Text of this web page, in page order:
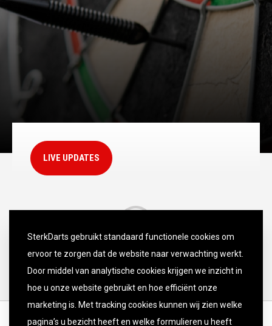
LIVE UPDATES
SterkDarts gebruikt standaard functionele cookies om
ervoor te zorgen dat de website naar verwachting werkt.
Door middel van analytische cookies krijgen we inzicht in
hoe u onze website gebruikt en hoe efficiënt onze
marketing is. Met tracking cookies kunnen wij zien welke
pagina’s u bezicht heeft en welke formulieren u heeft